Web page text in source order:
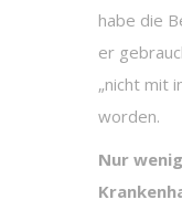
habe die
er
„nicht mit
worden.
Nur